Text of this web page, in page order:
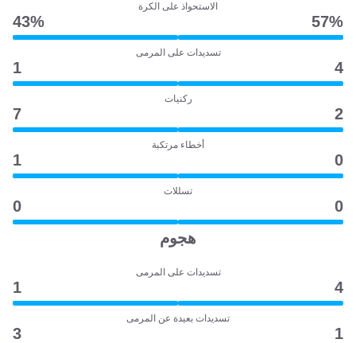
الاستحواذ على الكرة
57‎%‎
43‎%‎
تسديدات على المرمى
4
1
ركنيات
2
7
أخطاء مرتكبة
0
1
تسللات
0
0
هجوم
تسديدات على المرمى
4
1
تسديدات بعيدة عن المرمى
1
3